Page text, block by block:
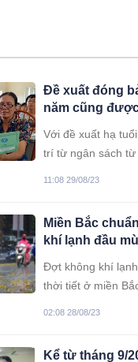
Đề xuất đóng
năm cũng
Với đề xuất hạ
trí từ ngân sách từ
lên, không rút
lần sẽ có trợ cấp
nghỉ hưu, hoặc từ
11:08 29/08/23
Miền Bắc
khí lạnh đầu
Đợt không khí
thời tiết ở miền
02:08 28/08/23
Kể từ tháng 9/